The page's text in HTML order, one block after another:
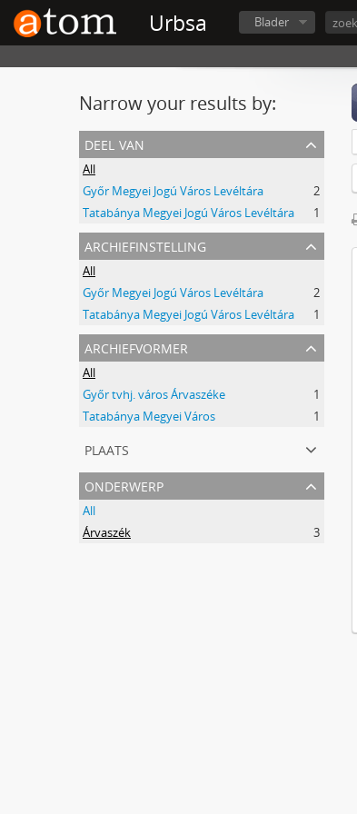
Urbsa Blader
Narrow your results by:
deel van
All
Győr Megyei Jogú Város Levéltára
2
Tatabánya Megyei Jogú Város Levéltára
1
archiefinstelling
All
Győr Megyei Jogú Város Levéltára
2
Tatabánya Megyei Jogú Város Levéltára
1
archiefvormer
All
Győr tvhj. város Árvaszéke
1
Tatabánya Megyei Város
1
plaats
onderwerp
All
Árvaszék
3